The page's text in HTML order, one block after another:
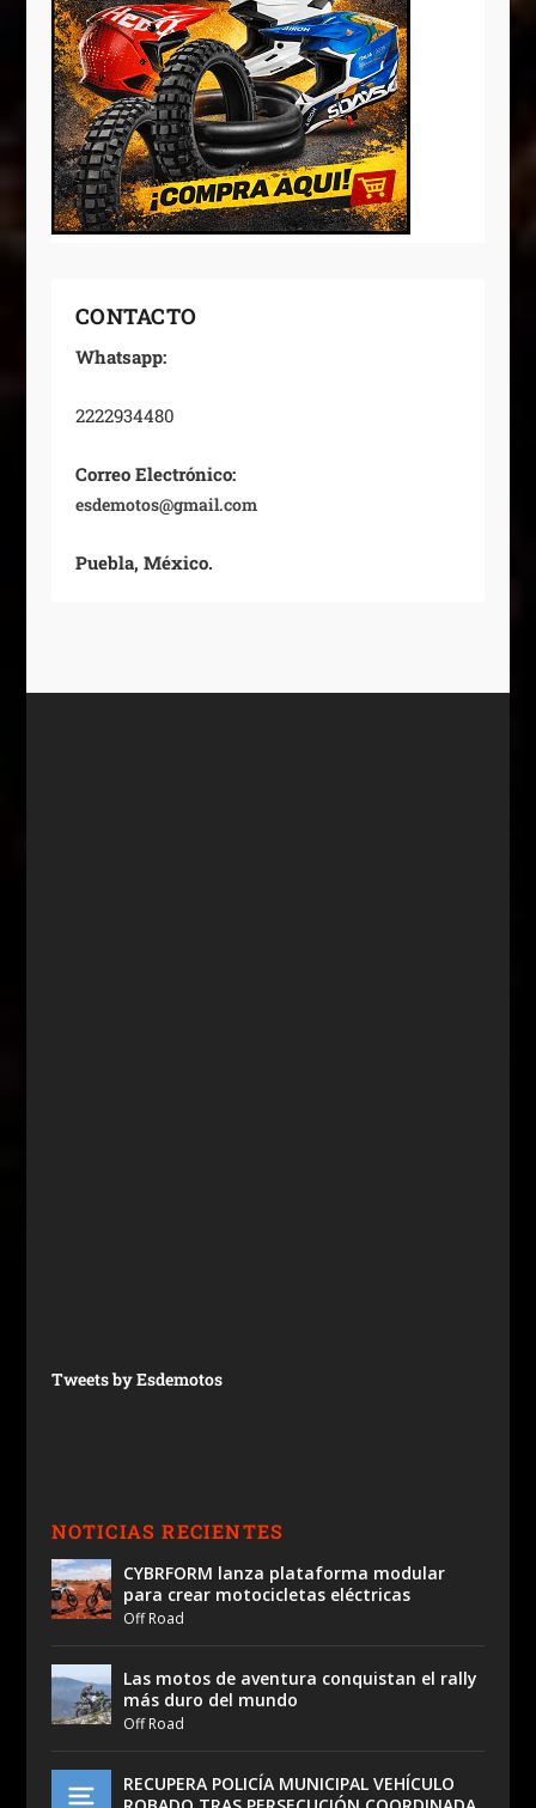
CONTACTO
Whatsapp:
2222934480
Correo Electrónico:
esdemotos@gmail.com
Puebla, México.
Tweets by Esdemotos
NOTICIAS RECIENTES
CYBRFORM lanza plataforma modular
para crear motocicletas eléctricas
Off Road
Las motos de aventura conquistan el rally
más duro del mundo
Off Road
RECUPERA POLICÍA MUNICIPAL VEHÍCULO